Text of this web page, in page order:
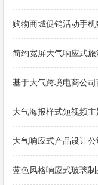
购物商城促销活动手
简约宽屏大气响应式
基于大气跨境电商公
大气海报样式短视频
大气响应式产品设计
蓝色风格响应式玻璃